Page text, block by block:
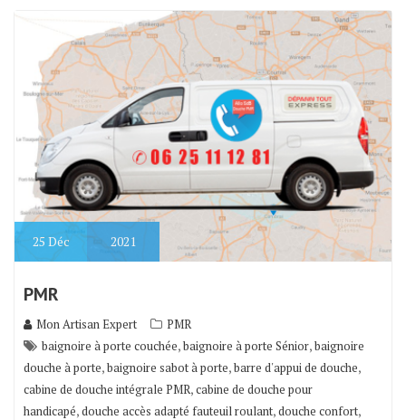
25 Déc 2021
PMR
Mon Artisan Expert
PMR
baignoire à porte couchée,baignoire à porte Sénior,baignoire
douche à porte,baignoire sabot à porte,barre d'appui de douche,
cabine de douche intégrale PMR,cabine de douche pour
handicapé,douche accès adapté fauteuil roulant,douche confort,